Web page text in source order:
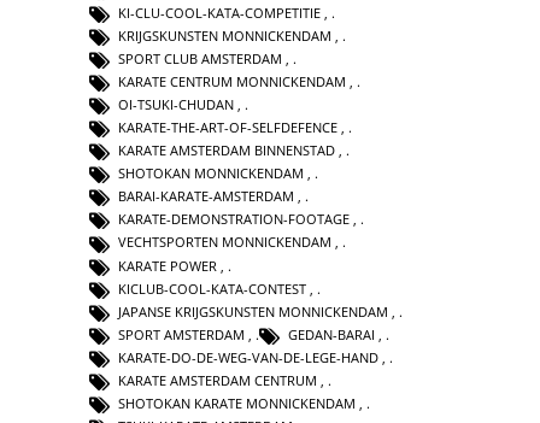
KI-CLU-COOL-KATA-COMPETITIE
KRIJGSKUNSTEN MONNICKENDAM
SPORT CLUB AMSTERDAM
KARATE CENTRUM MONNICKENDAM ,
OI-TSUKI-CHUDAN ,
KARATE-THE-ART-OF-SELFDEFENCE ,
KARATE AMSTERDAM BINNENSTAD ,
SHOTOKAN MONNICKENDAM ,
BARAI-KARATE-AMSTERDAM ,
KARATE-DEMONSTRATION-FOOTAGE ,
VECHTSPORTEN MONNICKENDAM ,
KARATE POWER
KICLUB-COOL-KATA-CONTEST
JAPANSE KRIJGSKUNSTEN MONNICKENDAM
SPORT AMSTERDAM
GEDAN-BARAI
KARATE-DO-DE-WEG-VAN-DE-LEGE-HAND
KARATE AMSTERDAM CENTRUM
SHOTOKAN KARATE MONNICKENDAM